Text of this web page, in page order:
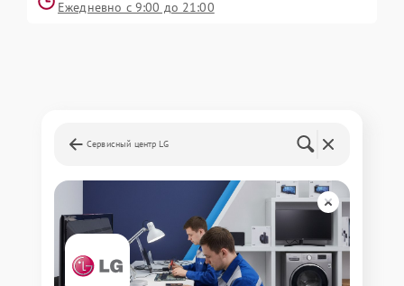
Ежедневно с 9:00 до 21:00
Сервисный центр LG